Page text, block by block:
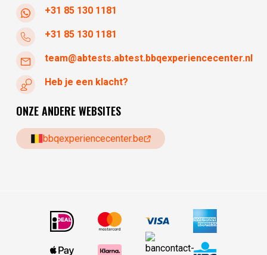
+31 85 130 1181
+31 85 130 1181
team@abtests.abtest.bbqexperiencecenter.nl
Heb je een klacht?
ONZE ANDERE WEBSITES
bbqexperiencecenter.be